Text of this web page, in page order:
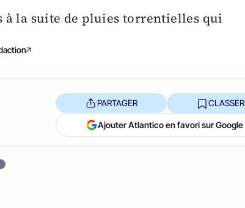
à la suite de pluies torrentielles qui
PARTAGER CLASSER
Ajouter Atlantico en favori sur Google